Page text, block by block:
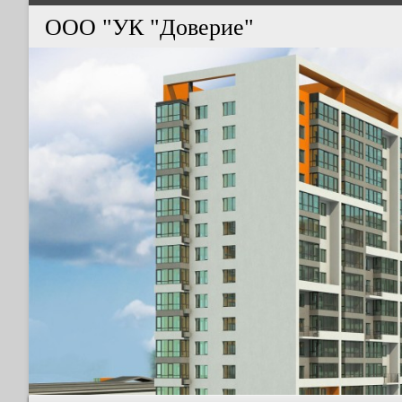
ООО "УК "Доверие"